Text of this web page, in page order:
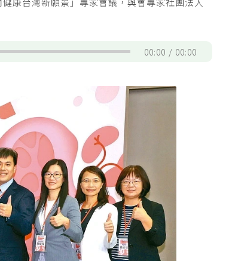
康台灣新願景」專家會議，與會專家社團法人
00:00 00:00